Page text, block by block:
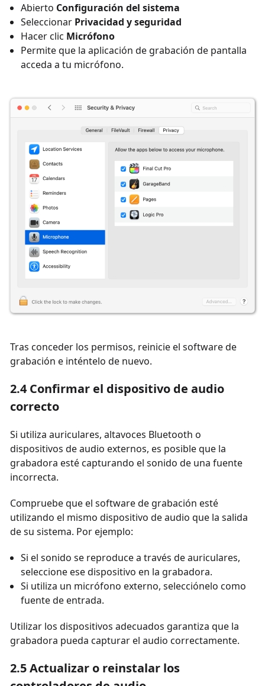
Abierto Configuración del sistema
Seleccionar Privacidad y seguridad
Hacer clic Micrófono
Permite que la aplicación de grabación de pantalla
acceda a tu micrófono.
Tras conceder los permisos, reinicie el software de
grabación e inténtelo de nuevo.
2.4 Confirmar el dispositivo de audio
correcto
Si utiliza auriculares, altavoces Bluetooth o
dispositivos de audio externos, es posible que la
grabadora esté capturando el sonido de una fuente
incorrecta.
Compruebe que el software de grabación esté
utilizando el mismo dispositivo de audio que la salida
de su sistema. Por ejemplo:
Si el sonido se reproduce a través de auriculares,
seleccione ese dispositivo en la grabadora.
Si utiliza un micrófono externo, selecciónelo como
fuente de entrada.
Utilizar los dispositivos adecuados garantiza que la
grabadora pueda capturar el audio correctamente.
2.5 Actualizar o reinstalar los